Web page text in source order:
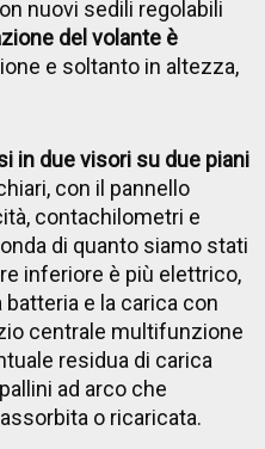
nuovi sedili regolabili
del volante è
e soltanto in altezza,
in due visori su due piani
con il pannello
contachilometri e
di quanto siamo stati
inferiore è più elettrico,
e la carica con
centrale multifunzione
residua di carica
ad arco che
o ricaricata.